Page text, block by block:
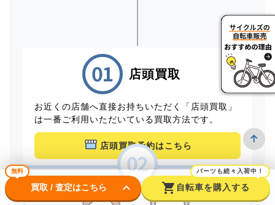
店頭買取
お近くの店舗へ直接お持ちいただく「店頭買取」
は一番ご利用いただいている買取方法です。
店頭買取予約はこちら
無料
買取 / 査定はこちら keyboard_arrow_down shopping_cart
パーツも続々入荷中！
自転車を購入する